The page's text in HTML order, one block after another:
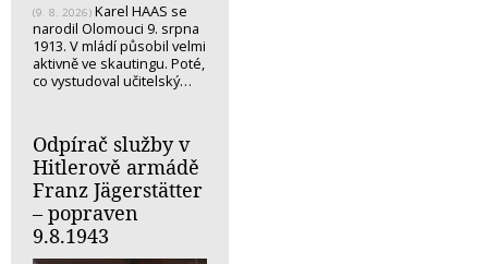
(9. 8. 2026) Karel HAAS se
narodil Olomouci 9. srpna
1913. V mládí působil velmi
aktivně ve skautingu. Poté,
co vystudoval učitelský…
Odpírač služby v
Hitlerově armádě
Franz Jägerstätter
– popraven
9.8.1943